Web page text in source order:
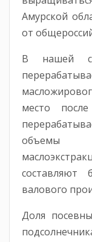
Амурской
от
В нашей
место
объемы
валового
Доля